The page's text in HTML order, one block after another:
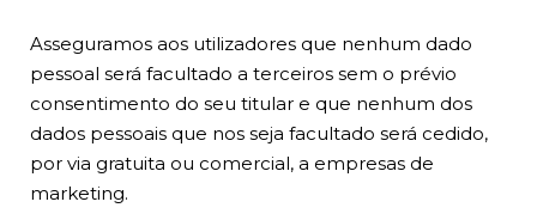
Asseguramos aos utilizadores que nenhum dado
pessoal será facultado a terceiros sem o prévio
consentimento do seu titular e que nenhum dos
dados pessoais que nos seja facultado será cedido,
por via gratuita ou comercial, a empresas de
marketing.